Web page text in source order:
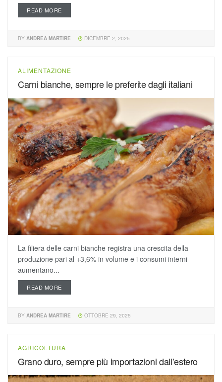
READ MORE
BY ANDREA MARTIRE DICEMBRE 2, 2025
ALIMENTAZIONE
Carni bianche, sempre le preferite dagli italiani
La filiera delle carni bianche registra una crescita della
produzione pari al +3,6% in volume e i consumi interni
aumentano...
READ MORE
BY ANDREA MARTIRE OTTOBRE 29, 2025
AGRICOLTURA
Grano duro, sempre più importazioni dall’estero